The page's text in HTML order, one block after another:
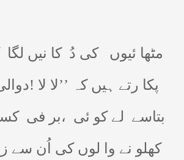
مٹھا ئیوں کی دُ کا نیں لگا
پکا رتے ہیں کہ ’’لا لا
بتاسے لے کو ئی ،بر فی
کھلو نے وا لوں کی اُن سے